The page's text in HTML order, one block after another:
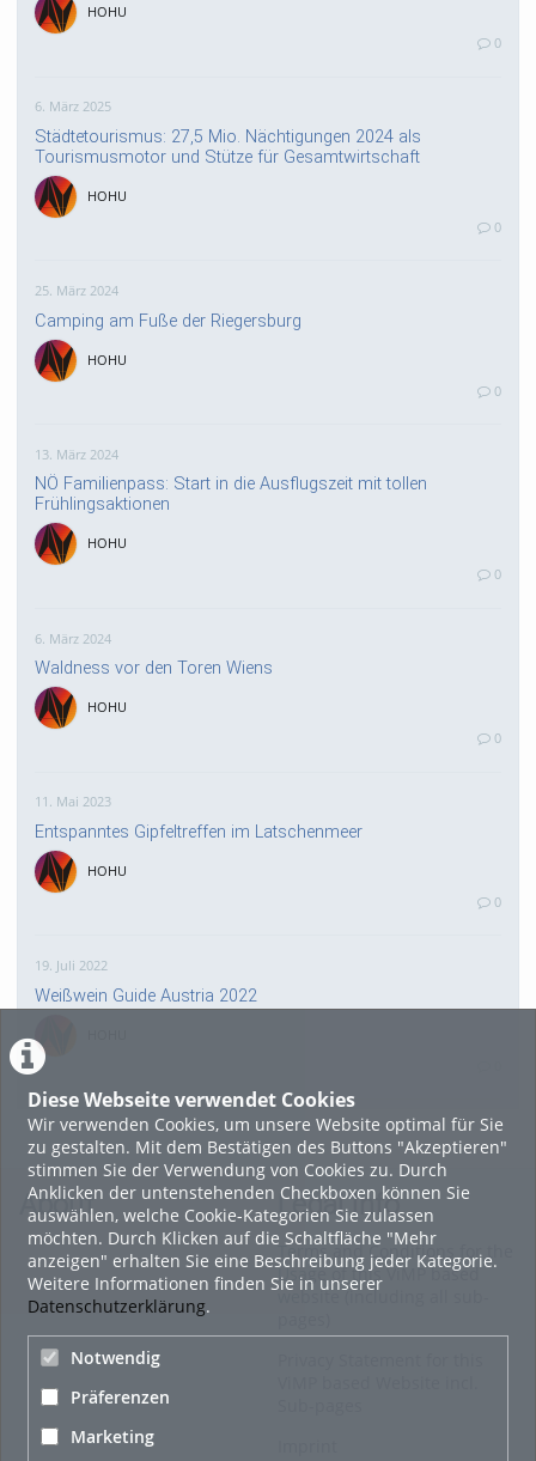
Diese Webseite verwendet Cookies
Wir verwenden Cookies, um unsere Website optimal für Sie
zu gestalten. Mit dem Bestätigen des Buttons "Akzeptieren"
stimmen Sie der Verwendung von Cookies zu. Durch
Anklicken der untenstehenden Checkboxen können Sie
auswählen, welche Cookie-Kategorien Sie zulassen
möchten. Durch Klicken auf die Schaltfläche "Mehr
anzeigen" erhalten Sie eine Beschreibung jeder Kategorie.
Weitere Informationen finden Sie in unserer
Datenschutzerklärung.
Notwendig
Präferenzen
Marketing
HOHU
0
6. März 2025
Städtetourismus: 27,5 Mio. Nächtigungen 2024 als
Tourismusmotor und Stütze für Gesamtwirtschaft
HOHU
0
25. März 2024
Camping am Fuße der Riegersburg
HOHU
0
13. März 2024
NÖ Familienpass: Start in die Ausflugszeit mit tollen
Frühlingsaktionen
HOHU
0
6. März 2024
Waldness vor den Toren Wiens
HOHU
0
11. Mai 2023
Entspanntes Gipfeltreffen im Latschenmeer
HOHU
0
19. Juli 2022
Weißwein Guide Austria 2022
16. Mai 2022
neuer Test-Newsbeitrag
HOHU
9. Mai 2022
¨Haager Lies reloaded“ - der neue Top-Radweg in OÖ
verbindet
About Legal Info
Terms and Conditions for the
Usage of this ViMP based
website (including all sub-